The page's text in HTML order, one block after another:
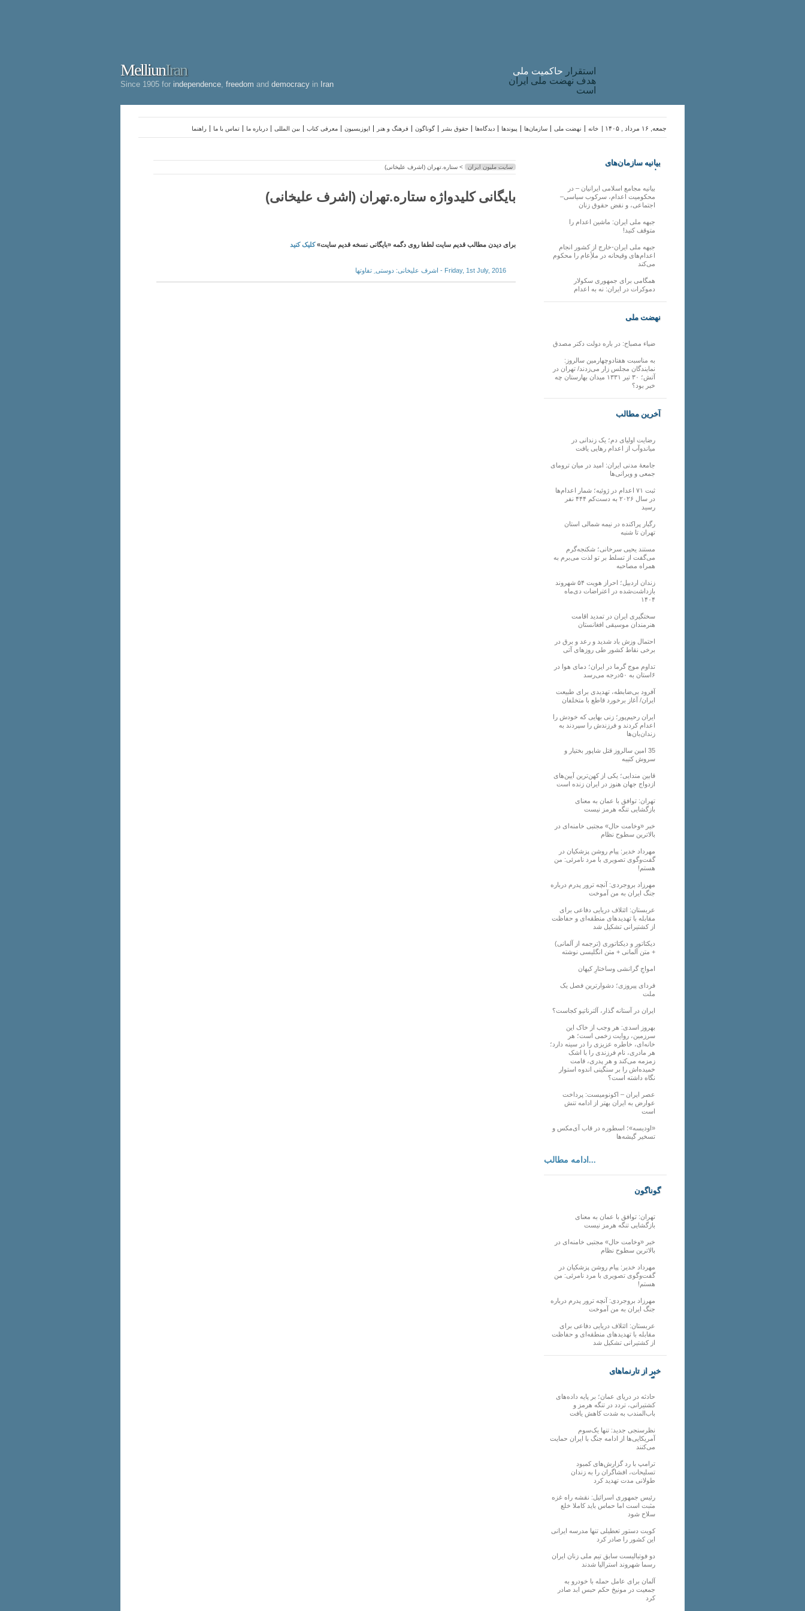
MelliunIran
Since 1905 for independence freedom and democracy in Iran
استقرار حاکميت ملی
هدف نهضت ملی ایران
است
راهنما تماس با ما درباره ما بین المللی معرفی کتاب اپوزیسیون فرهنگ و هنر گوناگون حقوق بشر دیدگاه‌ها پیوندها سازمان‌ها نهضت ملی خانه جمعه, ۱۶ مرداد , ۱۴۰۵ |
سایت ملیون ایران > ستاره.تهران (اشرف علیخانی)
بایگانی کلیدواژه ستاره.تهران (اشرف علیخانی)
برای دیدن مطالب قدیم سایت لطفا روی دگمه «بایگانی نسخه قدیم سایت»کلیک کنید
Friday, 1st July, 2016 - اشرف علیخانی: دوستی ِ تفاوتها
بیانیه سازمان‌های
ملی
بیانیه مجامع اسلامی ایرانیان – در
محکومیت اعدام، سرکوب سیاسی–
اجتماعی، و نقض حقوق زنان
جبهه ملی ایران: ماشین اعدام را
متوقف کنید!
جبهه ملی ایران-خارج از کشور انجام
اعدام‌های وقیحانه در ملأِعام را محکوم
می‌کند
همگامی برای جمهوری سکولار
دموکرات در ایران: نه به اعدام
نهضت ملی
ضیاء مصباح: در باره دولت دکتر مصدق
به مناسبت هفتادوچهارمین سالروز:
نمایندگان مجلس زار می‌زدند/ تهران در
آتش؛ ۳۰ تیر ۱۳۳۱ میدان بهارستان چه
خبر بود؟
آخرین مطالب
رضایت اولیای دم؛ یک زندانی در
میاندوآب از اعدام رهایی یافت
جامعهٔ مدنی ایران: امید در میان ترومای
جمعی و ویرانی‌ها
ثبت ۷۱ اعدام در ژوئیه؛ شمار اعدام‌ها
در سال ۲۰۲۶ به دست‌کم ۴۴۴ نفر
رسید
رگبار پراکنده در نیمه شمالی استان
تهران تا شنبه
مستند یحیی سرخانی؛ شکنجه‌گرم
می‌گفت از تسلط بر تو لذت می‌برم به
همراه مصاحبه
زندان اردبیل؛ احراز هویت ۵۴ شهروند
بازداشت‌شده در اعتراضات دی‌ماه
۱۴۰۴
سختگیری ایران در تمدید اقامت
هنرمندان موسیقی افغانستان
احتمال وزش باد شدید و رعد و برق در
برخی نقاط کشور طی روزهای آتی
تداوم موج گرما در ایران؛ دمای هوا در
۶استان به ۵۰درجه می‌رسد
آفرود بی‌ضابطه، تهدیدی برای طبیعت
ایران/ آغاز برخورد قاطع با متخلفان
ایران رحیم‌پور؛ زنی بهایی که خودش را
اعدام کردند و فرزندش را سپردند به
زندان‌بان‌ها
35 امین سالروز قتل شاپور بختیار و
سروش کتیبه
قابین مندایی؛ یکی از کهن‌ترین آیین‌های
ازدواج جهان هنوز در ایران زنده است
تهران: توافق با عمان به معنای
بازگشایی تنگه هرمز نیست
خبر «وخامت حال» مجتبی خامنه‌ای در
بالاترین سطوح نظام
مهرداد خدیر: پیام روشن پزشکیان در
گفت‌و‌گوی تصویری با مرد نامرئی: من
هستم!
مهرزاد بروجردی: آنچه ترور پدرم درباره
جنگ ایران به من آموخت
عربستان: ائتلاف دریایی دفاعی برای
مقابله با تهدیدهای منطقه‌ای و حفاظت
از کشتیرانی تشکیل شد
دیکتاتور و دیکتاتوری (ترجمه از آلمانی)
+ متن آلمانی + متن انگلیسی نوشته
‌امواجِ گرانشی وساختارِ کیهان
فردای پیروزی؛ دشوارترین فصل یک
ملت
ایران در آستانه گذار، آلترناتیو کجاست؟
بهروز اسدی: هر وجب از خاک‌ این
سرزمین، روایت زخمی است؛ هر
خانه‌ای، خاطره عزیزی را در سینه دارد؛
هر مادری، نام فرزندی را با اشک
زمزمه می‌کند و هر پدری، قامت
خمیده‌اش را بر سنگینی اندوه استوار
نگاه داشته است؟
عصر ایران – اکونومیست: پرداخت
عوارض به ایران بهتر از ادامه تنش
است
«اودیسه»؛ اسطوره در قاب آی‌مکس و
تسخیر گیشه‌ها
ادامه مطالب...
گوناگون
تهران: توافق با عمان به معنای
بازگشایی تنگه هرمز نیست
خبر «وخامت حال» مجتبی خامنه‌ای در
بالاترین سطوح نظام
مهرداد خدیر: پیام روشن پزشکیان در
گفت‌و‌گوی تصویری با مرد نامرئی: من
هستم!
مهرزاد بروجردی: آنچه ترور پدرم درباره
جنگ ایران به من آموخت
عربستان: ائتلاف دریایی دفاعی برای
مقابله با تهدیدهای منطقه‌ای و حفاظت
از کشتیرانی تشکیل شد
خبر از تارنماهای
دیگر
حادثه در دریای عمان؛ بر پایه داده‌های
کشتیرانی، تردد در تنگه هرمز و
باب‌المندب به شدت کاهش یافت
نظرسنجی جدید: تنها یک‌سوم
آمریکایی‌ها از ادامه جنگ با ایران حمایت
می‌کنند
ترامپ با رد گزارش‌های کمبود
تسلیحات، افشاگران را به زندان
طولانی مدت تهدید کرد
رئیس‌ جمهوری اسرائیل: نقشه راه غزه
مثبت است اما حماس باید کاملا خلع
سلاح شود
کویت دستور تعطیلی تنها مدرسه ایرانی
این کشور را صادر کرد
دو فوتبالیست سابق تیم ملی زنان ایران
رسما شهروند استرالیا شدند
آلمان برای عامل حمله با خودرو به
جمعیت در مونیخ حکم حبس ابد صادر
کرد